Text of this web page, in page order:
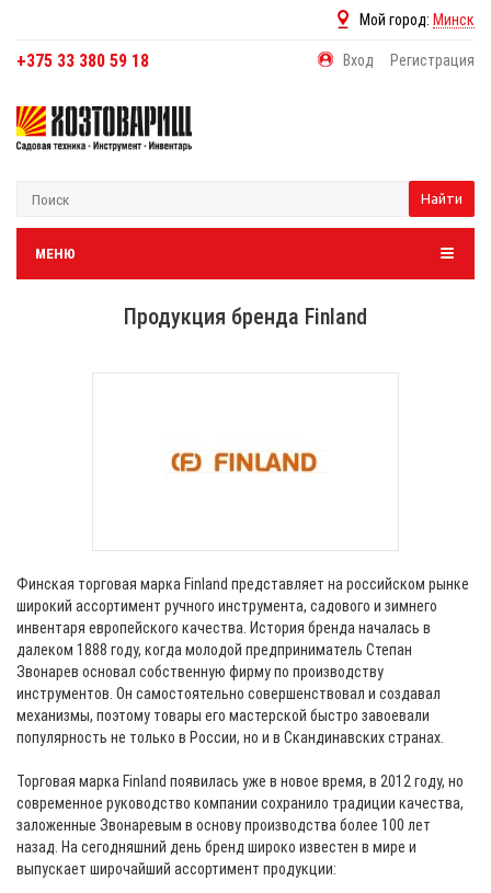
Мой город: Минск
+375 33 380 59 18 Вход Регистрация
Найти
МЕНЮ
Продукция бренда Finland
Финская торговая марка Finland представляет на российском рынке
широкий ассортимент ручного инструмента, садового и зимнего
инвентаря европейского качества. История бренда началась в
далеком 1888 году, когда молодой предприниматель Степан
Звонарев основал собственную фирму по производству
инструментов. Он самостоятельно совершенствовал и создавал
механизмы, поэтому товары его мастерской быстро завоевали
популярность не только в России, но и в Скандинавских странах.
Торговая марка Finland появилась уже в новое время, в 2012 году, но
современное руководство компании сохранило традиции качества,
заложенные Звонаревым в основу производства более 100 лет
назад. На сегодняшний день бренд широко известен в мире и
выпускает широчайший ассортимент продукции: